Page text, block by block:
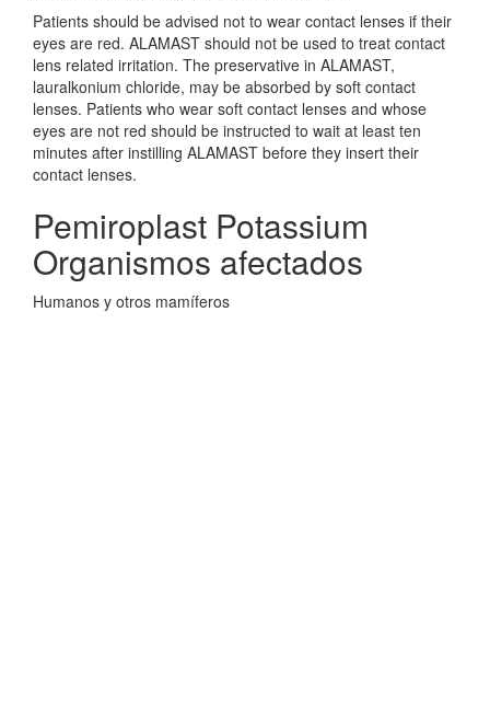
Patients should be advised not to wear contact lenses if their
eyes are red. ALAMAST should not be used to treat contact
lens related irritation. The preservative in ALAMAST,
lauralkonium chloride, may be absorbed by soft contact
lenses. Patients who wear soft contact lenses and whose
eyes are not red should be instructed to wait at least ten
minutes after instilling ALAMAST before they insert their
contact lenses.
Pemiroplast Potassium
Organismos afectados
Humanos y otros mamíferos